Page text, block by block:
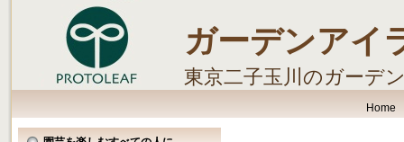
ガーデンアイ
東京二子玉川のガーデ
Home